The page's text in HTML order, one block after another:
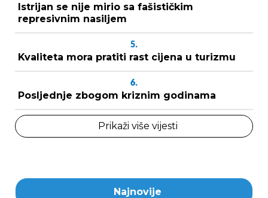
Istrijan se nije mirio sa fašističkim
represivnim nasiljem
5.
Kvaliteta mora pratiti rast cijena u turizmu
6.
Posljednje zbogom kriznim godinama
Prikaži više vijesti
Najnovije